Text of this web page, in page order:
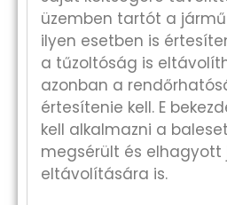
üzemben tartót a
ilyen esetben is
a tűzoltóság is
azonban a
értesítenie kell. E
kell alkalmazni a
megsérült és elhagyott
eltávolítására is.